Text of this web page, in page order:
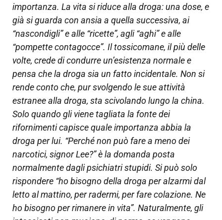
importanza. La vita si riduce alla droga: una dose, e
già si guarda con ansia a quella successiva, ai
“nascondigli” e alle “ricette”, agli “aghi” e alle
“pompette contagocce”. Il tossicomane, il più delle
volte, crede di condurre un’esistenza normale e
pensa che la droga sia un fatto incidentale. Non si
rende conto che, pur svolgendo le sue attività
estranee alla droga, sta scivolando lungo la china.
Solo quando gli viene tagliata la fonte dei
rifornimenti capisce quale importanza abbia la
droga per lui. “Perché non può fare a meno dei
narcotici, signor Lee?” è la domanda posta
normalmente dagli psichiatri stupidi. Si può solo
rispondere “ho bisogno della droga per alzarmi dal
letto al mattino, per radermi, per fare colazione. Ne
ho bisogno per rimanere in vita”. Naturalmente, gli